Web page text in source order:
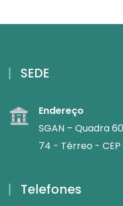
SEDE
Endereço
SGAN – Quadra
74 - Térreo -
Telefones